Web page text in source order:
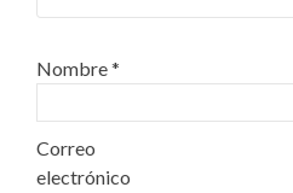
Nombre*
Correo
electrónico